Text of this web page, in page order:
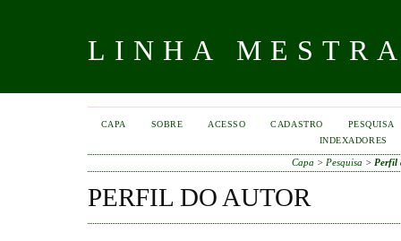
LINHA
CAPA SOBRE ACESSO CADASTRO
PESQUISA
INDEXADORES
Capa > Pesquisa > Perfil
PERFIL DO AUTOR